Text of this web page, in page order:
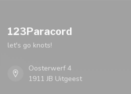
123Paracord
let's go knots!
Oosterwerf 4
1911 JB Uitgeest